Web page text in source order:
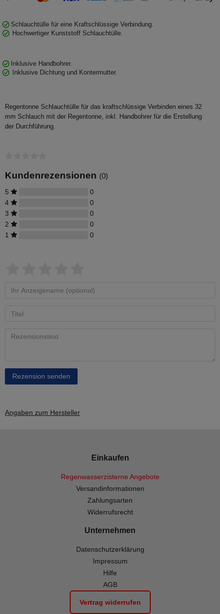
Schlauchtülle für eine Kraftschlüssige Verbindung.
Hochwertiger Kunststoff Schlauchtülle.
Inklusive Handbohrer.
Inklusive Dichtung und Kontermutter.
Regentonne Schlauchtülle für das kraftschlüssige Verbinden eines 32
mm Schlauch mit der Regentonne, inkl. Handbohrer für die Erstellung
der Durchführung.
Kundenrezensionen (0)
5
0
4
0
3
0
2
0
1
0
Rezension senden
Angaben zum Hersteller
Einkaufen
Regenwasserzisterne Angebote
Versandinformationen
Zahlungsarten
Widerrufsrecht
Unternehmen
Datenschutzerklärung
Impressum
Hilfe
AGB
Vertrag widerrufen